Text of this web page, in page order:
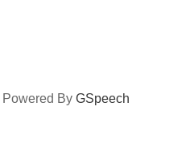
Powered By GSpeech